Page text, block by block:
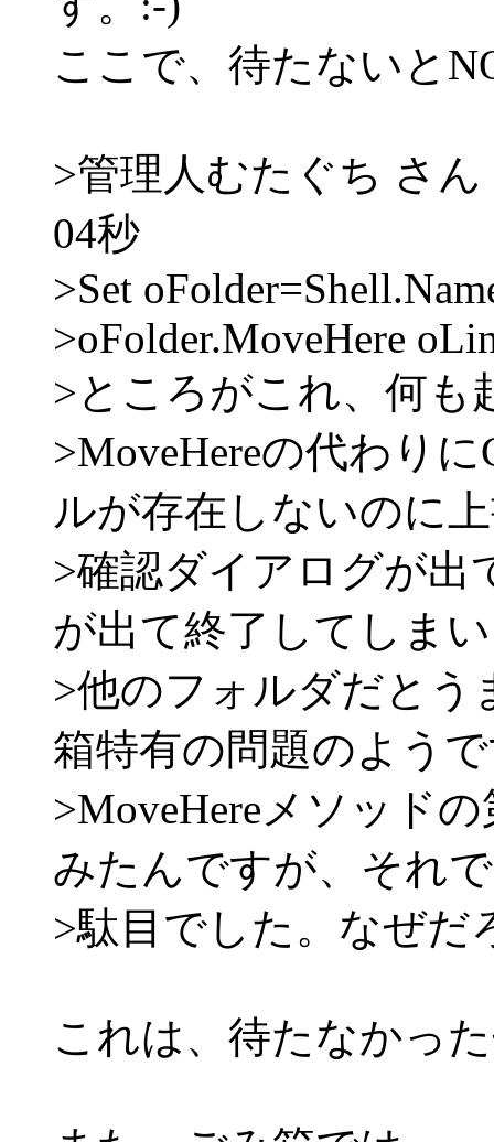
ここで、待たないと
>管理人むたぐち さん
04秒
>Set
>oFolder.MoveHere
>ところがこれ、何も
>MoveHereの代わり
ルが存在しないのに
>確認ダイアログが出
が出て終了してしま
>他のフォルダだと
箱特有の問題のよう
>MoveHereメソッド
みたんですが、それ
>駄目でした。なぜだ
これは、待たなかっ